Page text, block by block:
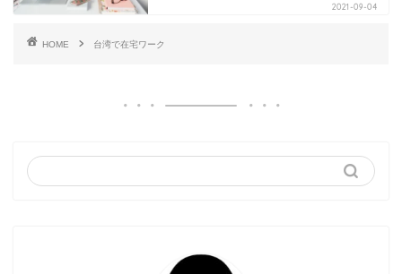
2021-09-04
HOME 台湾で在宅ワーク